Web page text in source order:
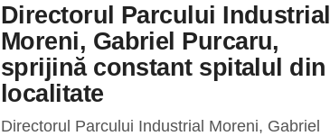
Directorul Parcului Industrial
Moreni, Gabriel Purcaru,
sprijină constant spitalul din
localitate
Directorul Parcului Industrial Moreni, Gabriel